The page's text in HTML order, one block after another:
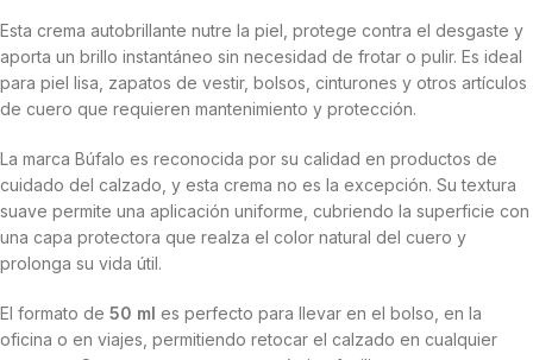
Esta crema autobrillante nutre la piel, protege contra el desgaste y
aporta un brillo instantáneo sin necesidad de frotar o pulir. Es ideal
para piel lisa, zapatos de vestir, bolsos, cinturones y otros artículos
de cuero que requieren mantenimiento y protección.
La marca Búfalo es reconocida por su calidad en productos de
cuidado del calzado, y esta crema no es la excepción. Su textura
suave permite una aplicación uniforme, cubriendo la superficie con
una capa protectora que realza el color natural del cuero y
prolonga su vida útil.
El formato de 50 ml es perfecto para llevar en el bolso, en la
oficina o en viajes, permitiendo retocar el calzado en cualquier